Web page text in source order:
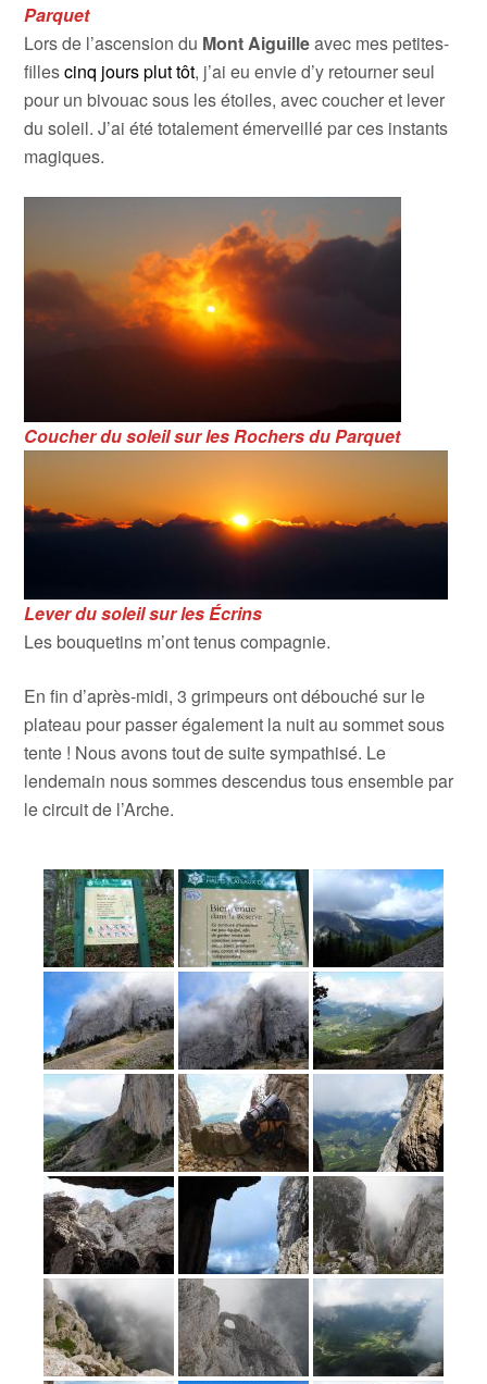
Parquet
Lors de l’ascension du Mont Aiguilleavec mes petites-
fillescinq jours plut tôt, j’ai eu envie d’y retourner seul
pour un bivouac sous les étoiles, avec coucher et lever
du soleil. J’ai été totalement émerveillé par ces instants
magiques.
Coucher du soleil sur les Rochers du Parquet
Lever du soleil sur les Écrins
Les bouquetins m’ont tenus compagnie.
En fin d’après-midi, 3 grimpeurs ont débouché sur le
plateau pour passer également la nuit au sommet sous
tente ! Nous avons tout de suite sympathisé. Le
lendemain nous sommes descendus tous ensemble par
le circuit de l’Arche.